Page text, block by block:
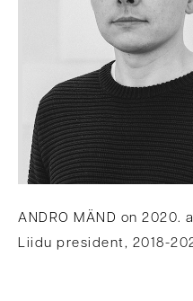
ANDRO MÄND on
Liidu president, 2018-